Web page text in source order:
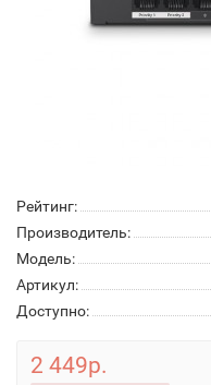
Рейтинг:
Производитель:
Модель:
Артикул:
Доступно:
2 449р.